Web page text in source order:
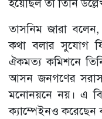
তাসনিম জারা বলেন,
কথা বলার সুযোগ
ঐকমত্য কমিশনে
আসন জনগণের
মনোনয়নে নয়। এ
ক্যাম্পেইনও করেছেন